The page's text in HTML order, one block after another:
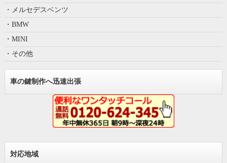
・メルセデスベンツ
・BMW
・MINI
・その他
車の鍵制作へ迅速出張
対応地域